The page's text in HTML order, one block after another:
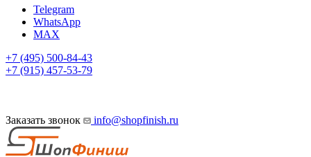
Telegram
WhatsApp
MAX
+7 (495) 500-84-43
+7 (915) 457-53-79
Заказать звонок info@shopfinish.ru